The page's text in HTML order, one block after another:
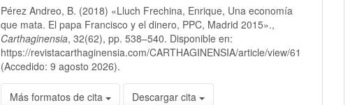
Pérez Andreo, B. (2018) «Lluch Frechina, Enrique, Una economía
que mata. El papa Francisco y el dinero, PPC, Madrid 2015».,
Carthaginensia, 32(62), pp. 538–540. Disponible en:
https://revistacarthaginensia.com/CARTHAGINENSIA/article/view/61
(Accedido: 9 agosto 2026).
Más formatos de cita Descargar cita